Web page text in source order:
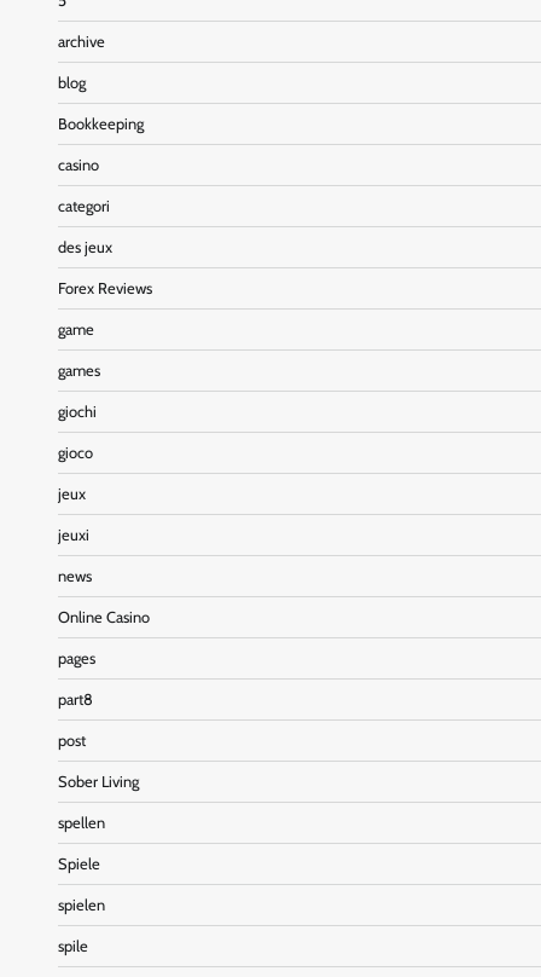
archive
blog
Bookkeeping
casino
categori
des jeux
Forex Reviews
game
games
giochi
gioco
jeux
jeuxi
news
Online Casino
pages
part8
post
Sober Living
spellen
Spiele
spielen
spile